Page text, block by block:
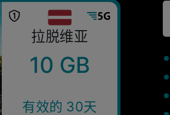
拉脱维亚
10 GB
有效的 30天